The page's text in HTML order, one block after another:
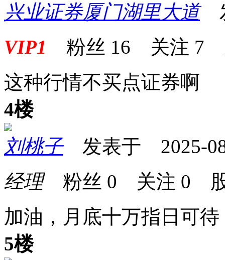
兴业证券厦门湖里大道
VIP1 粉丝 16 关注 7
这种行情不买点证券啊
4楼
刘桃子发表于 2025-
经理粉丝 0 关注 0
加油，月底十万指日可待
5楼